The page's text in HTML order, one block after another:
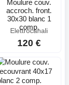
Moulure couv.
accroch. front.
30x30 blanc 1
comp.
Elettrocanali
120 €